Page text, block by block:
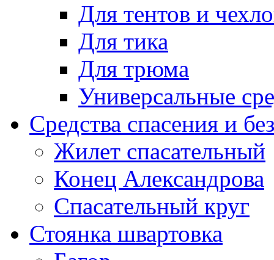
Для тентов и
Для тика
Для трюма
Универсальные
Средства спасения и
Жилет спасательный
Конец Александрова
Спасательный круг
Стоянка швартовка